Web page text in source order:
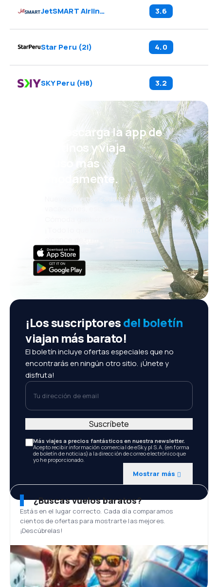
JetSMART Airlines Peru 3.6
Star Peru (2I) 4.0
SKY Peru (H8) 3.2
¡Eh! Descarga la app de
eDestinos y viaja
incluso más
cómodamente.
Nuevas ofertas cada día: vuelos,
vacaciones, escapadas
Cómoda gestión de reservas
¡Todo lo que importa, siempre al
¡Los suscriptoresdel boletín
viajan más barato!
El boletín incluye ofertas especiales que no
encontrarás en ningún otro sitio. ¡Únete y
disfruta!
Tu dirección de email
Más viajes a precios fantásticos en nuestra newsletter.
Acepto recibir información comercial de eSky.pl S.A. (en forma
de boletín de noticias) a la dirección de correo electrónico que
yo he proporcionado.
Mostrar más
Suscríbete
¿Buscas vuelos baratos?
Estás en el lugar correcto. Cada día comparamos
cientos de ofertas para mostrarte las mejores.
¡Descúbrelas!